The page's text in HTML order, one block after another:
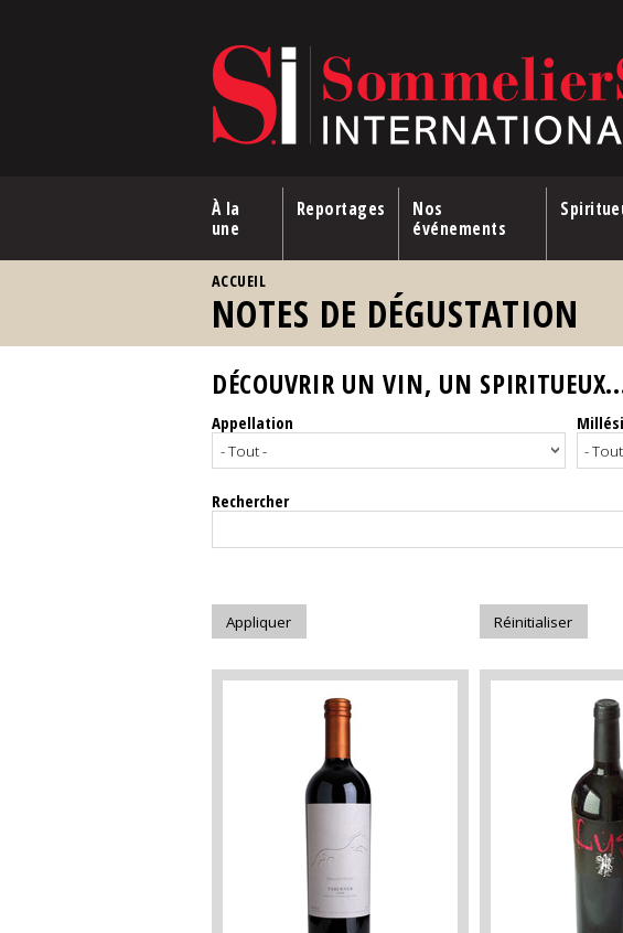
À la
une
Reportages
Nos
événements
ACCUEIL
NOTES DE DÉGUSTATION
DÉCOUVRIR UN VIN, UN
Appellation
Rechercher